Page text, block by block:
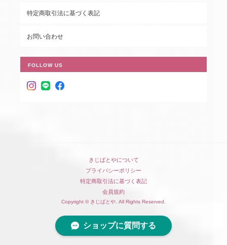
特定商取引法に基づく表記
お問い合わせ
FOLLOW US
きじばとやについて
プライバシーポリシー
特定商取引法に基づく表記
会員規約
Copyright © きじばとや. All Rights Reserved.
ショップに質問する